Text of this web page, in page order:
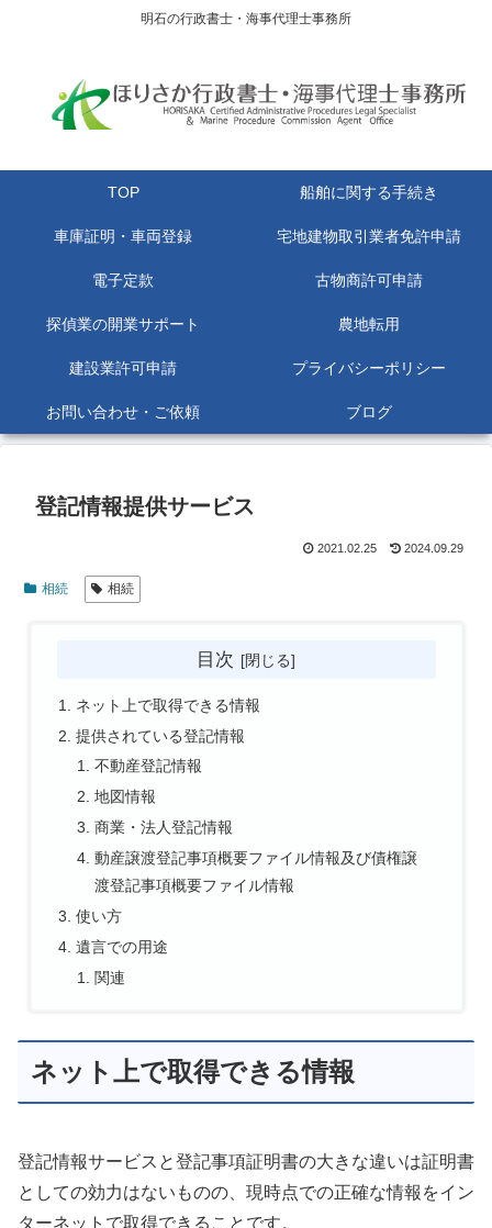
明石の行政書士・海事代理士事務所
TOP 船舶に関する手続き
車庫証明・車両登録 宅地建物取引業者免許申請
電子定款 古物商許可申請
探偵業の開業サポート 農地転用
建設業許可申請 プライバシーポリシー
お問い合わせ・ご依頼 ブログ
登記情報提供サービス
2021.02.25 2024.09.29
相続 相続
目次
ネット上で取得できる情報
提供されている登記情報
不動産登記情報
地図情報
商業・法人登記情報
動産譲渡登記事項概要ファイル情報及び債権譲
渡登記事項概要ファイル情報
使い方
遺言での用途
関連
ネット上で取得できる情報
登記情報サービスと登記事項証明書の大きな違いは証明書
としての効力はないものの、現時点での正確な情報をイン
ターネットで取得できることです。